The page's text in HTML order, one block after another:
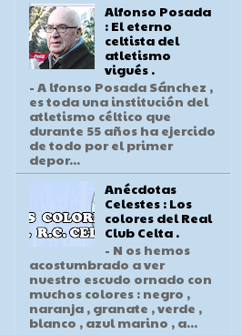
Alfonso Posada
: El eterno
celtista del
atletismo
vigués .
- A lfonso Posada Sánchez ,
es toda una institución del
atletismo céltico que
durante 55 años ha ejercido
de todo por el primer
depor...
Anécdotas
Celestes : Los
colores del Real
Club Celta .
- N os hemos
acostumbrado a ver
nuestro escudo ornado con
muchos colores : negro ,
naranja , granate , verde ,
blanco , azul marino , a...